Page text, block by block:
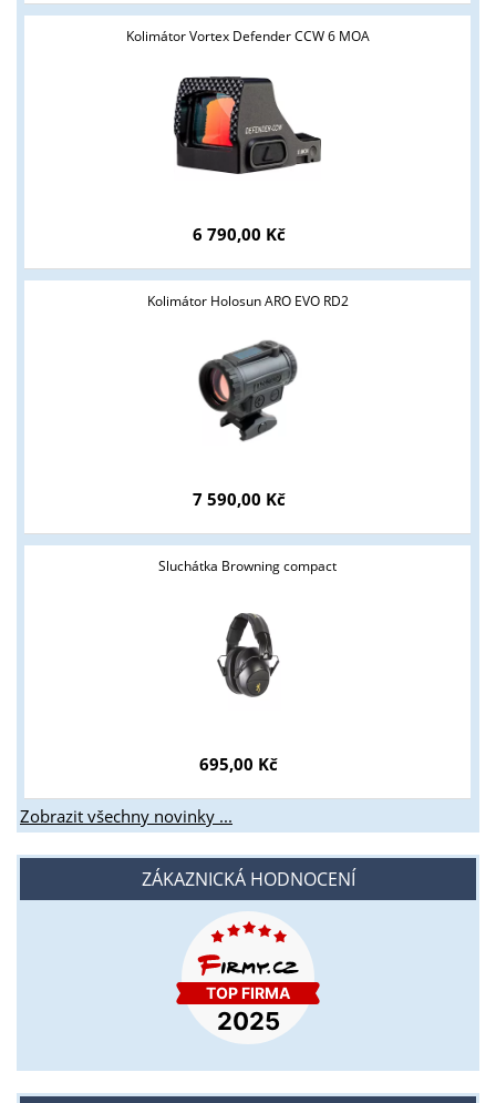
Kolimátor Vortex Defender CCW 6 MOA
6 790,00 Kč
Kolimátor Holosun ARO EVO RD2
7 590,00 Kč
Sluchátka Browning compact
695,00 Kč
Zobrazit všechny novinky ...
ZÁKAZNICKÁ HODNOCENÍ
Tyto stránky jsou určeny pouze odborné veřejnosti od 18 let a
podmínky?
NE